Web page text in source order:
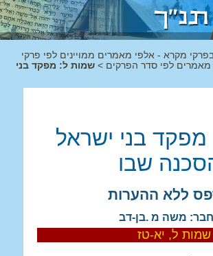
בפרקי מקרא - אלפי מאמרים ממויינים לפי פרקי
מאמרים לפי סדר הפרקים > שמות ל: מפקד בני
בני ישראל
שבו
ללא ההערות
משה מ .בן-דב
שמות ל, יא-טז